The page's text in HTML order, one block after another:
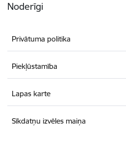
Noderīgi
Privātuma politika
Piekļūstamība
Lapas karte
Sīkdatņu izvēles maiņa